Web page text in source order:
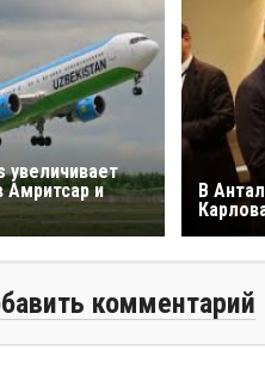
увеличивает
Амритсар и
В
комментарий